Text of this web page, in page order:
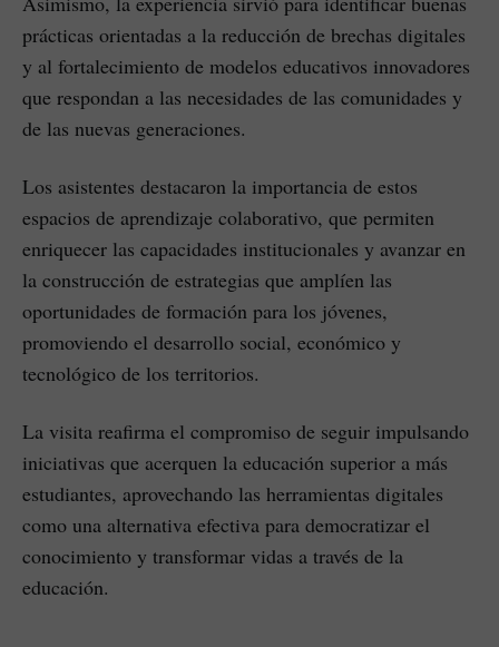
prácticas orientadas a la reducción de brechas digitales
y al fortalecimiento de modelos educativos innovadores
que respondan a las necesidades de las comunidades y
de las nuevas generaciones.
Los asistentes destacaron la importancia de estos
espacios de aprendizaje colaborativo, que permiten
enriquecer las capacidades institucionales y avanzar en
la construcción de estrategias que amplíen las
oportunidades de formación para los jóvenes,
promoviendo el desarrollo social, económico y
tecnológico de los territorios.
La visita reafirma el compromiso de seguir impulsando
iniciativas que acerquen la educación superior a más
estudiantes, aprovechando las herramientas digitales
como una alternativa efectiva para democratizar el
conocimiento y transformar vidas a través de la
educación.